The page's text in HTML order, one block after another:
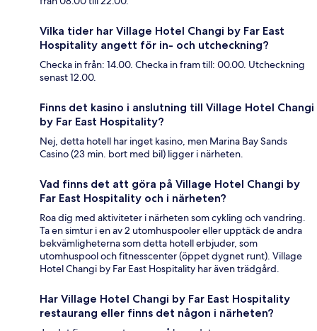
Vilka tider har Village Hotel Changi by Far East
Hospitality angett för in- och utcheckning?
Checka in från: 14.00. Checka in fram till: 00.00. Utcheckning
senast 12.00.
Finns det kasino i anslutning till Village Hotel Changi
by Far East Hospitality?
Nej, detta hotell har inget kasino, men Marina Bay Sands
Casino (23 min. bort med bil) ligger i närheten.
Vad finns det att göra på Village Hotel Changi by
Far East Hospitality och i närheten?
Roa dig med aktiviteter i närheten som cykling och vandring.
Ta en simtur i en av 2 utomhuspooler eller upptäck de andra
bekvämligheterna som detta hotell erbjuder, som
utomhuspool och fitnesscenter (öppet dygnet runt). Village
Hotel Changi by Far East Hospitality har även trädgård.
Har Village Hotel Changi by Far East Hospitality
restaurang eller finns det någon i närheten?